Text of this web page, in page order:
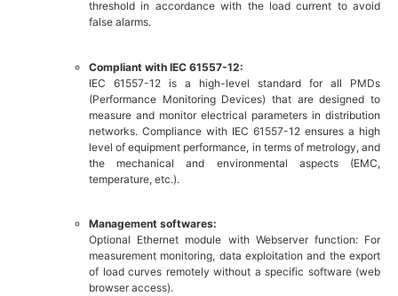
threshold in accordance with the load current to avoid
false alarms.
Compliant with IEC 61557-12:
IEC 61557-12 is a high-level standard for all PMDs
(Performance Monitoring Devices) that are designed to
measure and monitor electrical parameters in distribution
networks. Compliance with IEC 61557-12 ensures a high
level of equipment performance, in terms of metrology, and
the mechanical and environmental aspects (EMC,
temperature, etc.).
Management softwares:
Optional Ethernet module with Webserver function: For
measurement monitoring, data exploitation and the export
of load curves remotely without a specific software (web
browser access).